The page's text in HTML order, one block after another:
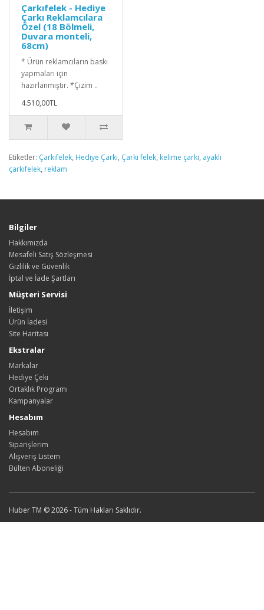
Çarkıfelek - Hediye
Çarkı Reklamcılara
Özel (18 Bölmeli,
Duvara monteli,
68cm)
* Ürün reklamcıların baskı
yapmaları için
hazırlanmıştır. *Çizim ..
4.510,00TL
Etiketler: Çarkıfelek, Hediye Çarkı, Çarkı felek, kelime çarkı, ayaklı
çarkıfelek, reklam
Bilgiler
Hakkımızda
Mesafeli Satış Sözleşmesi
Gizlilik ve Güvenlik
İptal ve İade Şartları
Müşteri Servisi
İletişim
Ürün İadesi
Site Haritası
Ekstralar
Markalar
Hediye Çeki
Ortaklık Programı
Kampanyalar
Hesabım
Hesabım
Siparişlerim
Alışveriş Listem
Bülten Aboneliği
Huber TM © 2026 - Tüm Hakları Saklıdır.